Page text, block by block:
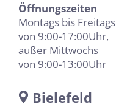
Öffnungszeiten
Montags bis Freitags
von 9:00-17:00Uhr,
außer Mittwochs
von 9:00-13:00Uhr
Bielefeld